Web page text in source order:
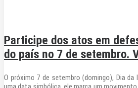
Participe dos atos em
do país no 7 de setembro.
O próximo 7 de setembro (domingo), Dia da